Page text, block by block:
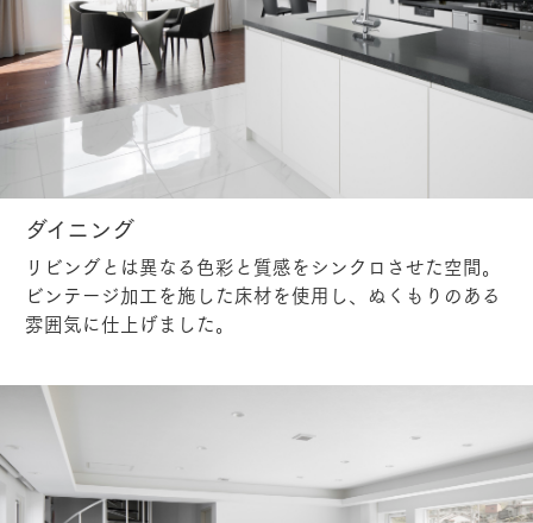
ダイニング
リビングとは異なる色彩と質感をシンクロさせた空間。
ビンテージ加工を施した床材を使用し、ぬくもりのある
雰囲気に仕上げました。